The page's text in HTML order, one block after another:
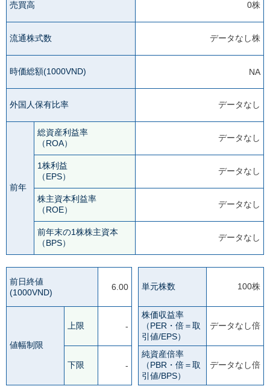
売買高 0株
流通株式数 データなし株
時価総額(1000VND) NA
外国人保有比率 データなし
前年
総資産利益率
（ROA）
データなし
1株利益
（EPS）
データなし
株主資本利益率
（ROE）
データなし
前年末の1株株主資本
（BPS）
データなし
前日終値
(1000VND)
6.00
値幅制限
上限 -
下限 -
単元株数 100株
株価収益率
（PER・倍＝取
引値/EPS）
データなし倍
純資産倍率
（PBR・倍＝取
引値/BPS）
データなし倍